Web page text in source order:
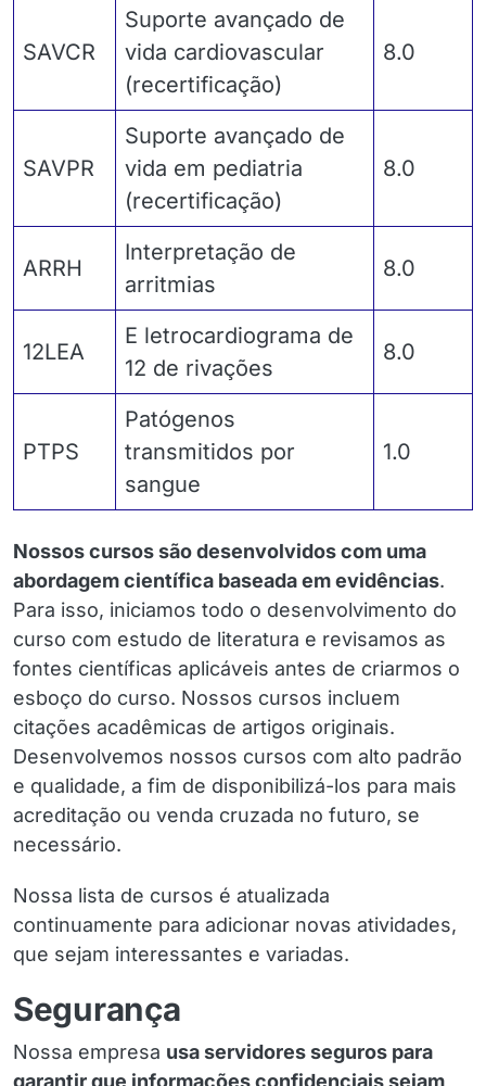
SAVCR
Suporte avançado de
vida cardiovascular
(recertificação)
8.0
SAVPR
Suporte avançado de
vida em pediatria
(recertificação)
8.0
ARRH
Interpretação de
arritmias
8.0
12LEA
E letrocardiograma de
12 de rivações
8.0
PTPS
Patógenos
transmitidos por
sangue
1.0
Nossos cursos são desenvolvidos com uma
abordagem científica baseada em evidências.
Para isso, iniciamos todo o desenvolvimento do
curso com estudo de literatura e revisamos as
fontes científicas aplicáveis antes de criarmos o
esboço do curso. Nossos cursos incluem
citações acadêmicas de artigos originais.
Desenvolvemos nossos cursos com alto padrão
e qualidade, a fim de disponibilizá-los para mais
acreditação ou venda cruzada no futuro, se
necessário.
Nossa lista de cursos é atualizada
continuamente para adicionar novas atividades,
que sejam interessantes e variadas.
Segurança
Nossa empresa usa servidores seguros para